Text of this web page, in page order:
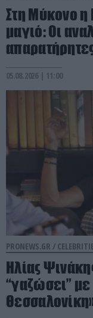
Στη Μύκονο η
μαγιό: Οι
05.08.2026 | 11:00
PRONEWS.GR /
Ηλίας
“γαζώσει”